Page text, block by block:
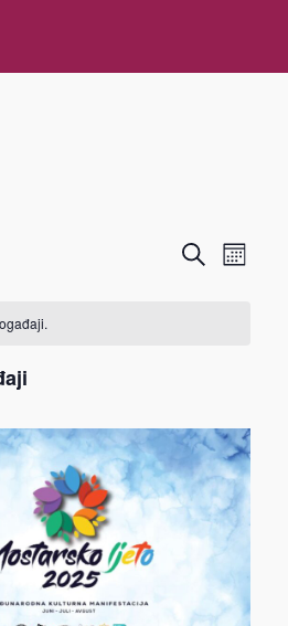
TRAŽIMJESEC